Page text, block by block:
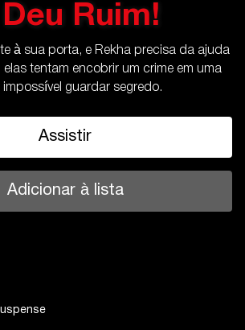
Ruim!
à sua porta, e Rekha precisa da ajuda
tentam encobrir um crime em uma
guardar segredo.
Assistir
Adicionar à lista